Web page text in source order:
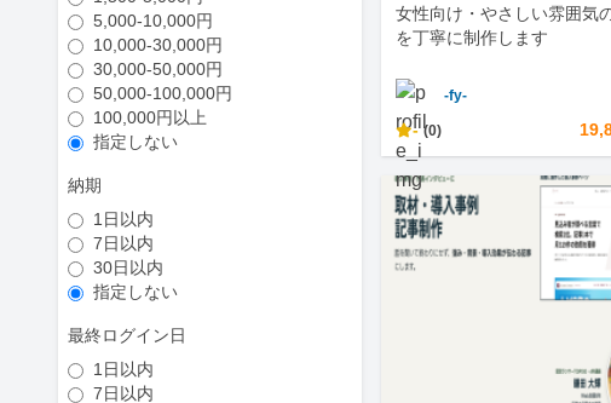
5,000-10,000円
10,000-30,000円
30,000-50,000円
50,000-100,000円
100,000円以上
指定しない
納期
1日以内
7日以内
30日以内
指定しない
最終ログイン日
1日以内
7日以内
女性向け・やさしい雰囲気
を丁寧に制作します
-fy-
- (0)